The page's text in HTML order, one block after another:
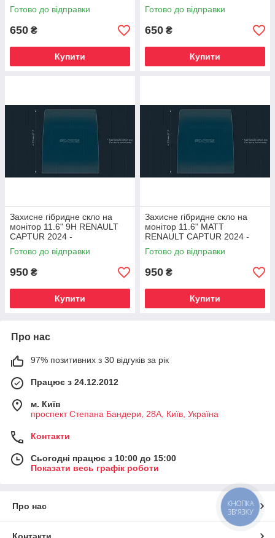
2024 -
Готово до відправки
650 ₴
Купити
Готово до відправки
650 ₴
Купити
Захисне гібридне скло на
монітор 11.6" 9H RENAULT
CAPTUR 2024 -
Готово до відправки
950 ₴
Купити
Захисне гібридне скло на
монітор 11.6" MATT
RENAULT CAPTUR 2024 -
Готово до відправки
950 ₴
Купити
Про нас
97% позитивних з 30 відгуків за рік
Працює з 24.12.2012
м. Київ
проспект Степана Бандери, 28А, Київ, Україна
Контакти
Сьогодні працює з 10:00 до 15:00
Показати весь графік роботи
Про нас
КНОПКА
ЗВ'ЯЗКУ